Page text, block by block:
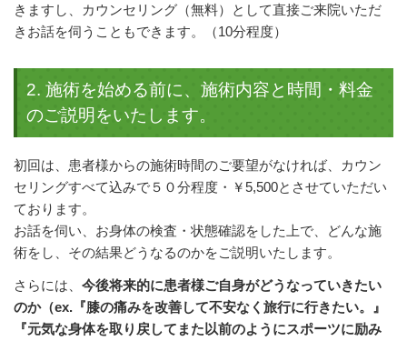
きますし、カウンセリング（無料）として直接ご来院いただ
きお話を伺うこともできます。（10分程度）
2. 施術を始める前に、施術内容と時間・料金
のご説明をいたします。
初回は、患者様からの施術時間のご要望がなければ、カウン
セリングすべて込みで５０分程度・￥5,500とさせていただい
ております。
お話を伺い、お身体の検査・状態確認をした上で、どんな施
術をし、その結果どうなるのかをご説明いたします。
さらには、 今後将来的に患者様ご自身がどうなっていきたい
のか（ex.『膝の痛みを改善して不安なく旅行に行きたい。』
『元気な身体を取り戻してまた以前のようにスポーツに励み